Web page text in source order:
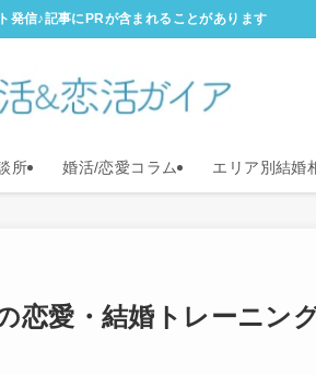
発信♪記事にPRが含まれることがあります
所 婚活/恋愛コラム エリア別結婚
恋愛・結婚トレーニン